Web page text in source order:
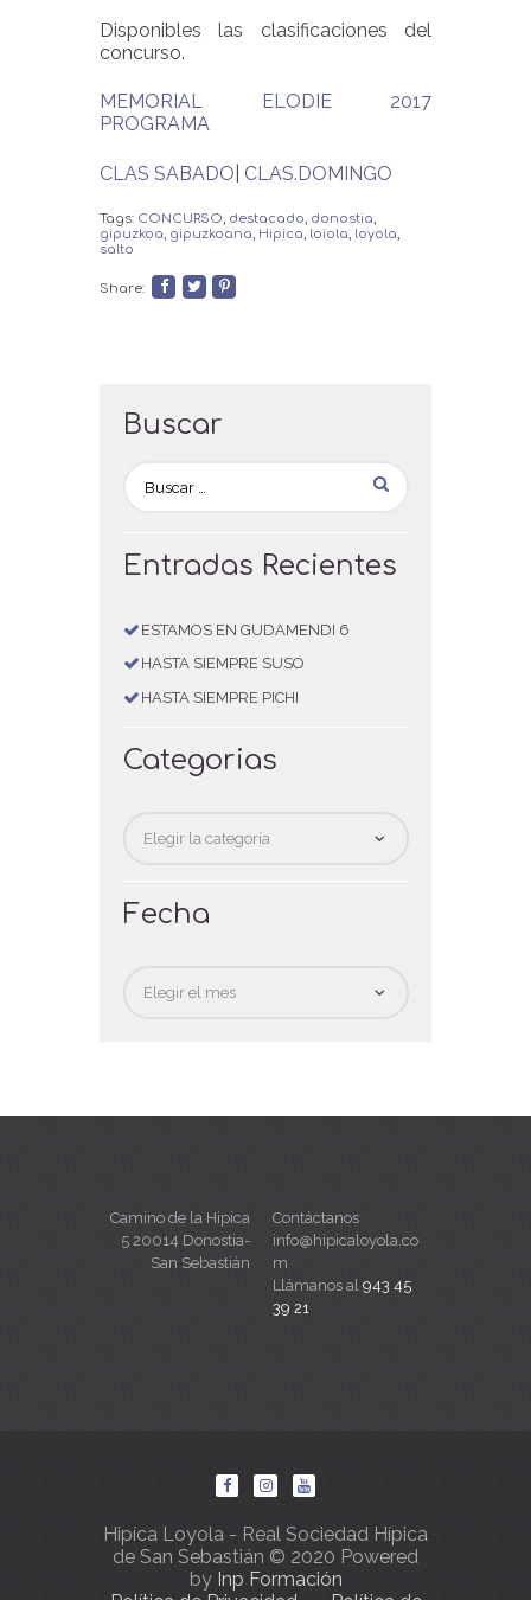
Disponibles las clasificaciones del
concurso.
MEMORIAL ELODIE 2017
PROGRAMA
CLAS SABADO CLAS.DOMINGO
Tags: CONCURSO, destacado, donostia,
gipuzkoa, gipuzkoana, Hipica, loiola, loyola,
salto
Share:
Buscar
Entradas Recientes
ESTAMOS EN GUDAMENDI 6
HASTA SIEMPRE SUSO
HASTA SIEMPRE PICHI
Categorias
Fecha
Camino de la Hipica
5 20014 Donostia-
San Sebastián
Contáctanos
info@hipicaloyola.co
m
Llámanos al 943 45
39 21
Hipíca Loyola - Real Sociedad Hípica
de San Sebastián © 2020 Powered
by Inp Formación